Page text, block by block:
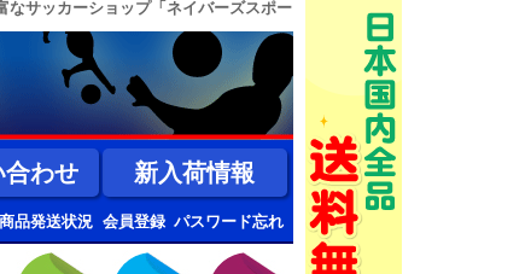
なサッカーショップ「ネイバーズスポー
合わせ 新入荷情報
商品発送状況 会員登録 パスワード忘れ